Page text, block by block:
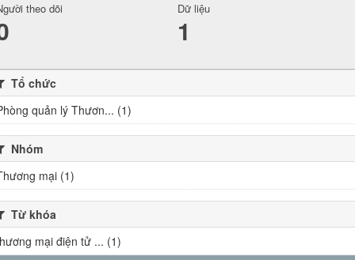
theo dõi Dữ liệu
1
Tổ chức
quản lý Thươn... (1)
Nhóm
mại (1)
Từ khóa
mại điện tử ... (1)